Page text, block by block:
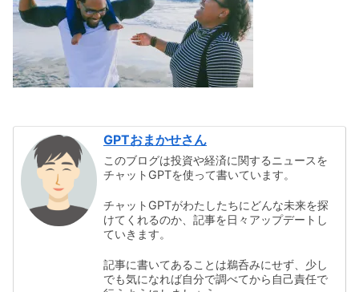
GPTおまかせさん
このブログは投資や経済に関するニュースを
チャットGPTを使って書いています。
チャットGPTがわたしたちにどんな未来を探
けてくれるのか、記事を日々アップデートし
ていきます。
記事に書いてあることは鵜呑みにせず、少し
でも気になれば自分で調べてから自己責任で